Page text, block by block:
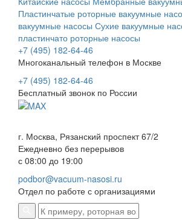
Пластинчатые роторные вакуумные
вакуумные насосы Сухие вакуумные
пластинчато роторные насосы
+7 (495) 182-64-46
Многоканальный телефон в Москве
+7 (495) 182-64-46
Бесплатный звонок по России
г. Москва, Рязанский проспект 67/2
Ежедневно без перерывов
с 08:00 до 19:00
podbor@vacuum-nasosi.ru
Отдел по работе с организациями